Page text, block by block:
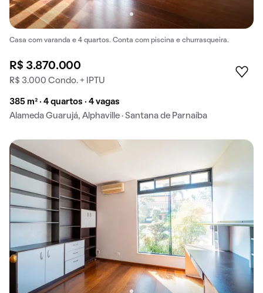
Casa com varanda e 4 quartos. Conta com piscina e churrasqueira.
R$ 3.870.000
R$ 3.000 Condo. + IPTU
385 m² · 4 quartos · 4 vagas
Alameda Guarujá, Alphaville · Santana de Parnaíba